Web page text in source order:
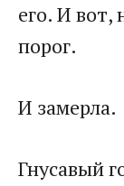
его. И вот,
порог.
И замерла.
Гнусавый